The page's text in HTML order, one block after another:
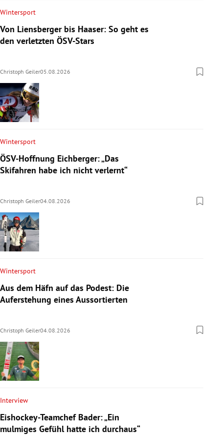
Wintersport
Von Liensberger bis Haaser: So geht es
den verletzten ÖSV-Stars
Christoph Geiler05.08.2026
Wintersport
ÖSV-Hoffnung Eichberger: „Das
Skifahren habe ich nicht verlernt“
Christoph Geiler04.08.2026
Wintersport
Aus dem Häfn auf das Podest: Die
Auferstehung eines Aussortierten
Christoph Geiler04.08.2026
Interview
Eishockey-Teamchef Bader: „Ein
mulmiges Gefühl hatte ich durchaus“